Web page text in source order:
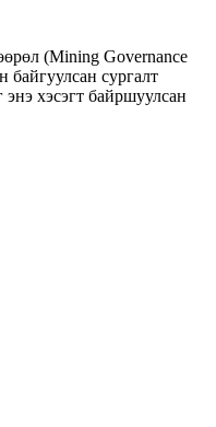
(Mining Governance
байгуулсан сургалт
хэсэгт байршуулсан